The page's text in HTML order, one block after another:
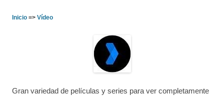
Inicio => Vídeo
Gran variedad de películas y series para ver completamente